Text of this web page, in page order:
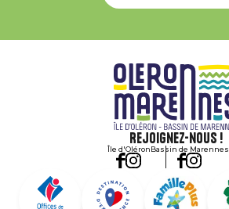
Rejoignez-nous !
Île d'OléronBassin de Marennes